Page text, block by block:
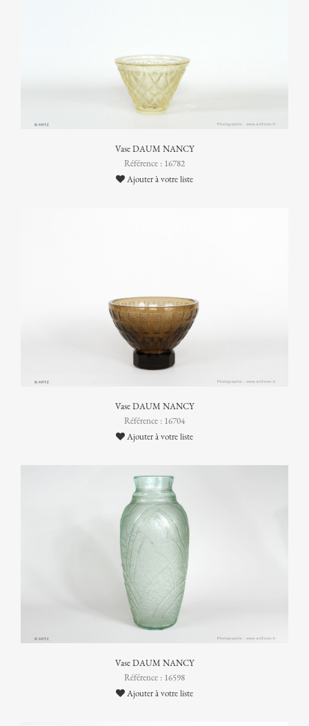
Vase DAUM NANCY
Référence : 16782
Ajouter à votre liste
Vase DAUM NANCY
Référence : 16704
Ajouter à votre liste
Vase DAUM NANCY
Référence : 16598
Ajouter à votre liste